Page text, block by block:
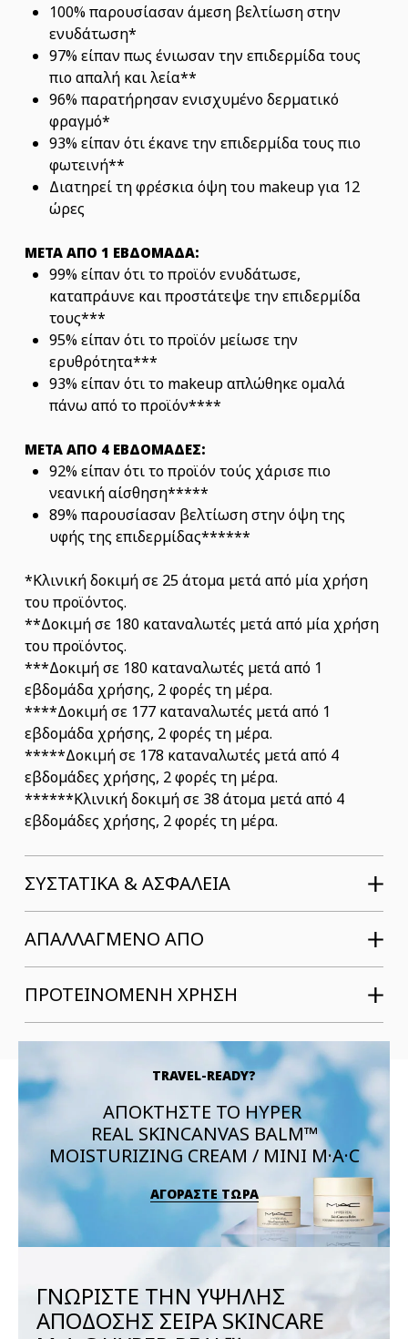
100% παρουσίασαν άμεση βελτίωση στην
ενυδάτωση*
97% είπαν πως ένιωσαν την επιδερμίδα τους
πιο απαλή και λεία**
96% παρατήρησαν ενισχυμένο δερματικό
φραγμό*
93% είπαν ότι έκανε την επιδερμίδα τους πιο
φωτεινή**
Διατηρεί τη φρέσκια όψη του makeup για 12
ώρες
ΜΕΤΑ ΑΠΟ 1 ΕΒΔΟΜΑΔΑ:
99% είπαν ότι το προϊόν ενυδάτωσε,
καταπράυνε και προστάτεψε την επιδερμίδα
τους***
95% είπαν ότι το προϊόν μείωσε την
ερυθρότητα***
93% είπαν ότι το makeup απλώθηκε ομαλά
πάνω από το προϊόν****
ΜΕΤΑ ΑΠΟ 4 ΕΒΔΟΜΑΔΕΣ:
92% είπαν ότι το προϊόν τούς χάρισε πιο
νεανική αίσθηση*****
89% παρουσίασαν βελτίωση στην όψη της
υφής της επιδερμίδας******
*Κλινική δοκιμή σε 25 άτομα μετά από μία χρήση
του προϊόντος.
**Δοκιμή σε 180 καταναλωτές μετά από μία χρήση
του προϊόντος.
***Δοκιμή σε 180 καταναλωτές μετά από 1
εβδομάδα χρήσης, 2 φορές τη μέρα.
****Δοκιμή σε 177 καταναλωτές μετά από 1
εβδομάδα χρήσης, 2 φορές τη μέρα.
*****Δοκιμή σε 178 καταναλωτές μετά από 4
εβδομάδες χρήσης, 2 φορές τη μέρα.
******Κλινική δοκιμή σε 38 άτομα μετά από 4
εβδομάδες χρήσης, 2 φορές τη μέρα.
ΣΥΣΤΑΤΙΚΆ & ΑΣΦΆΛΕΙΑ
ΑΠΑΛΛΑΓΜΕΝΟ ΑΠΟ
ΠΡΟΤΕΙΝΟΜΕΝΗ ΧΡΗΣΗ
TRAVEL-READY?
ΑΠΟΚΤΗΣΤΕ ΤΟ HYPER
REAL SKINCANVAS BALM™
MOISTURIZING CREAM / MINI M·A·C
ΑΓΟΡΑΣΤΕ ΤΩΡΑ
ΓΝΩΡΙΣΤΕ ΤΗΝ ΥΨΗΛΗΣ
ΑΠΟΔΟΣΗΣ ΣΕΙΡΑ SKINCARE